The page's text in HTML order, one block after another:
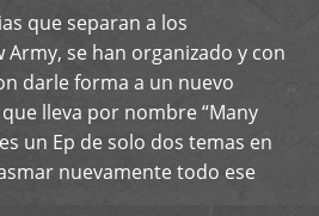
que separan a los
se han organizado y con
darle forma a un nuevo
lleva por nombre “Many
un Ep de solo dos temas en
nuevamente todo ese
+